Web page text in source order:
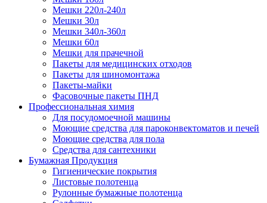
Мешки 220л-240л
Мешки 30л
Мешки 340л-360л
Мешки 60л
Мешки для прачечной
Пакеты для медицинских отходов
Пакеты для шиномонтажа
Пакеты-майки
Фасовочные пакеты ПНД
Профессиональная химия
Для посудомоечной машины
Моющие средства для пароконвектоматов и печей
Моющие средства для пола
Средства для сантехники
Бумажная Продукция
Гигиенические покрытия
Листовые полотенца
Рулонные бумажные полотенца